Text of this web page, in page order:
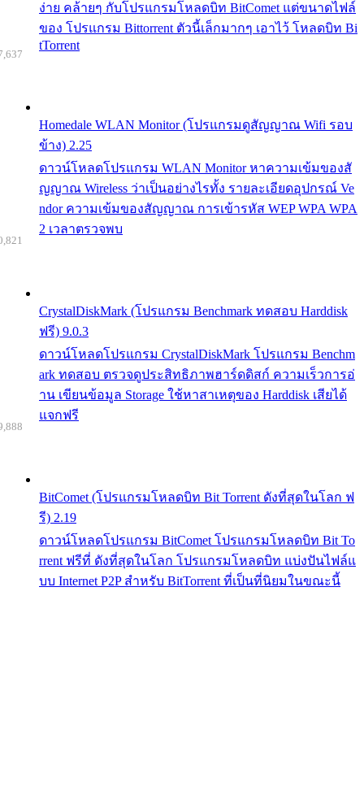
ง่าย คล้ายๆ กับโปรแกรมโหลดบิท BitComet แต่ขนาดไฟล์
ของ โปรแกรม Bittorrent ตัวนี้เล็กมากๆ เอาไว้ โหลดบิท Bi
tTorrent
Homedale WLAN Monitor (โปรแกรมดูสัญญาณ Wifi รอบ
ข้าง) 2.25
ดาวน์โหลดโปรแกรม WLAN Monitor หาความเข้มของสั
ญญาณ Wireless ว่าเป็นอย่างไรทั้ง รายละเอียดอุปกรณ์ Ve
ndor ความเข้มของสัญญาณ การเข้ารหัส WEP WPA WPA
2 เวลาตรวจพบ
CrystalDiskMark (โปรแกรม Benchmark ทดสอบ Harddisk
ฟรี) 9.0.3
ดาวน์โหลดโปรแกรม CrystalDiskMark โปรแกรม Benchm
ark ทดสอบ ตรวจดูประสิทธิภาพฮาร์ดดิสก์ ความเร็วการอ่
าน เขียนข้อมูล Storage ใช้หาสาเหตุของ Harddisk เสียได้
แจกฟรี
BitComet (โปรแกรมโหลดบิท Bit Torrent ดังที่สุดในโลก ฟ
รี) 2.19
ดาวน์โหลดโปรแกรม BitComet โปรแกรมโหลดบิท Bit To
rrent ฟรีที่ ดังที่สุดในโลก โปรแกรมโหลดบิท แบ่งปันไฟล์แ
บบ Internet P2P สำหรับ BitTorrent ที่เป็นที่นิยมในขณะนี้